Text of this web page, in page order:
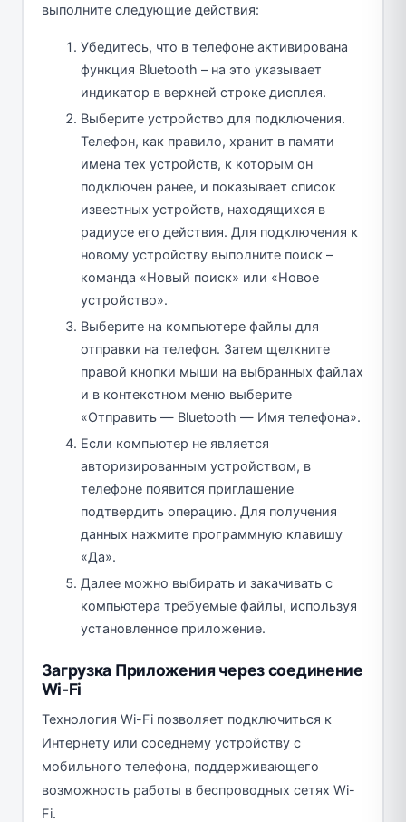
выполните следующие действия:
Убедитесь, что в телефоне активирована
функция Bluetooth – на это указывает
индикатор в верхней строке дисплея.
Выберите устройство для подключения.
Телефон, как правило, хранит в памяти
имена тех устройств, к которым он
подключен ранее, и показывает список
известных устройств, находящихся в
радиусе его действия. Для подключения к
новому устройству выполните поиск –
команда «Новый поиск» или «Новое
устройство».
Выберите на компьютере файлы для
отправки на телефон. Затем щелкните
правой кнопки мыши на выбранных файлах
и в контекстном меню выберите
«Отправить — Bluetooth — Имя телефона».
Если компьютер не является
авторизированным устройством, в
телефоне появится приглашение
подтвердить операцию. Для получения
данных нажмите программную клавишу
«Да».
Далее можно выбирать и закачивать с
компьютера требуемые файлы, используя
установленное приложение.
Загрузка Приложения через соединение
Wi-Fi
Технология Wi-Fi позволяет подключиться к
Интернету или соседнему устройству с
мобильного телефона, поддерживающего
возможность работы в беспроводных сетях Wi-
Fi.